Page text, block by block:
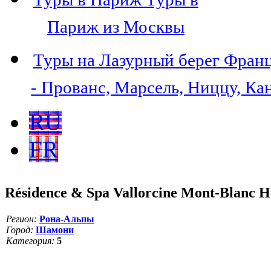
Париж из Москвы
Туры на Лазурный берег
- Прованс, Марсель, Ниццу,
RU
FR
Résidence & Spa Vallorcine Mont-Blanc
Регион: Рона-Альпы
Город: Шамони
Категория: 5